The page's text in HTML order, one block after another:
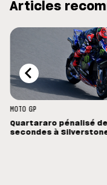
Articles
MOTO GP
Quartararo pénalisé
secondes à